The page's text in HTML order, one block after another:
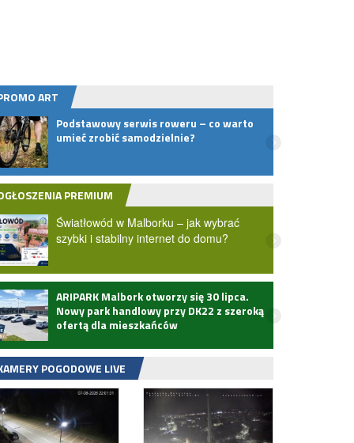
ART
Podstawowy serwis roweru – co warto
umieć zrobić samodzielnie?
PREMIUM
Światłowód w Malborku – jak wybrać
szybki i stabilny internet do domu?
ARIPARK Malbork otworzy się 30 lipca.
Nowy park handlowy przy DK22 z szeroką
ofertą dla mieszkańców
POGODOWE LIVE